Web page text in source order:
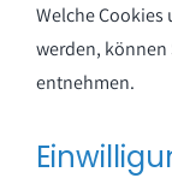
Welche Cookies
werden, können
entnehmen.